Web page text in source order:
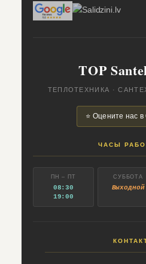
TOP
ТЕПЛОТЕХНИКА ·
⭐ Оцените нас в
ЧАСЫ
ПН – ПТ
08:30
19:00
СУББОТА
Выходной